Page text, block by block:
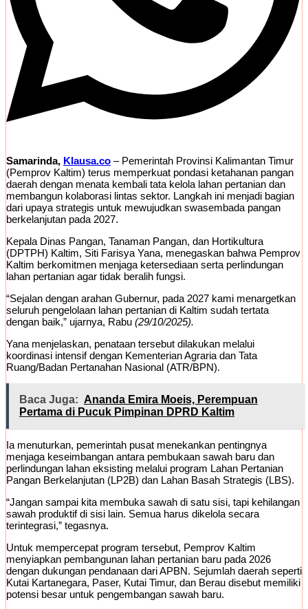
Samarinda, Klausa.co – Pemerintah Provinsi Kalimantan Timur
(Pemprov Kaltim) terus memperkuat pondasi ketahanan pangan
daerah dengan menata kembali tata kelola lahan pertanian dan
membangun kolaborasi lintas sektor. Langkah ini menjadi bagian
dari upaya strategis untuk mewujudkan swasembada pangan
berkelanjutan pada 2027.
Kepala Dinas Pangan, Tanaman Pangan, dan Hortikultura
(DPTPH) Kaltim, Siti Farisya Yana, menegaskan bahwa Pemprov
Kaltim berkomitmen menjaga ketersediaan serta perlindungan
lahan pertanian agar tidak beralih fungsi.
“Sejalan dengan arahan Gubernur, pada 2027 kami menargetkan
seluruh pengelolaan lahan pertanian di Kaltim sudah tertata
dengan baik,” ujarnya, Rabu (29/10/2025).
Yana menjelaskan, penataan tersebut dilakukan melalui
koordinasi intensif dengan Kementerian Agraria dan Tata
Ruang/Badan Pertanahan Nasional (ATR/BPN).
Baca Juga: Ananda Emira Moeis, Perempuan
Pertama di Pucuk Pimpinan DPRD Kaltim
Ia menuturkan, pemerintah pusat menekankan pentingnya
menjaga keseimbangan antara pembukaan sawah baru dan
perlindungan lahan eksisting melalui program Lahan Pertanian
Pangan Berkelanjutan (LP2B) dan Lahan Basah Strategis (LBS).
“Jangan sampai kita membuka sawah di satu sisi, tapi kehilangan
sawah produktif di sisi lain. Semua harus dikelola secara
terintegrasi,” tegasnya.
Untuk mempercepat program tersebut, Pemprov Kaltim
menyiapkan pembangunan lahan pertanian baru pada 2026
dengan dukungan pendanaan dari APBN. Sejumlah daerah seperti
Kutai Kartanegara, Paser, Kutai Timur, dan Berau disebut memiliki
potensi besar untuk pengembangan sawah baru.